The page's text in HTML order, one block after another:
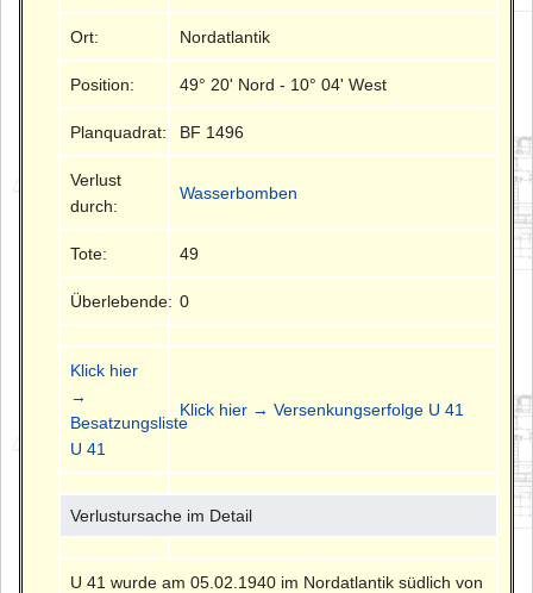
Ort: Nordatlantik
Position: 49° 20' Nord - 10° 04' West
Planquadrat: BF 1496
Verlust
durch:
Wasserbomben
Tote: 49
Überlebende: 0
Klick hier
→
Besatzungsliste
U 41
Klick hier → Versenkungserfolge U 41
Verlustursache im Detail
U 41 wurde am 05.02.1940 im Nordatlantik südlich von